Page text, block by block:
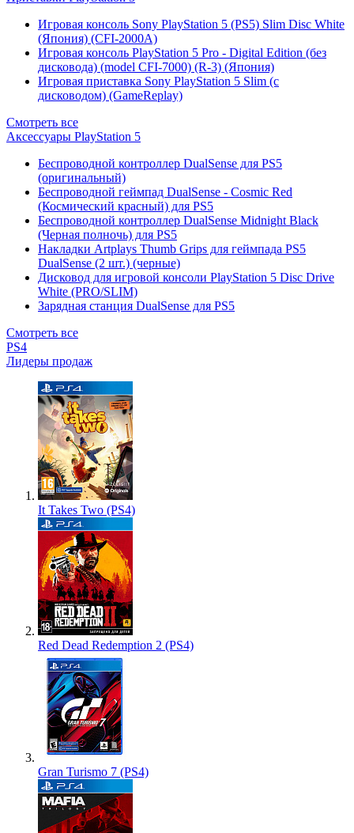
Игровая консоль Sony PlayStation 5 (PS5) Slim Disc White
(Япония) (CFI-2000A)
Игровая консоль PlayStation 5 Pro - Digital Edition (без
дисковода) (model CFI-7000) (R-3) (Япония)
Игровая приставка Sony PlayStation 5 Slim (с
дисководом) (GameReplay)
Смотреть все
Аксессуары PlayStation 5
Беспроводной контроллер DualSense для PS5
(оригинальный)
Беспроводной геймпад DualSense - Cosmic Red
(Космический красный) для PS5
Беспроводной контроллер DualSense Midnight Black
(Черная полночь) для PS5
Накладки Artplays Thumb Grips для геймпада PS5
DualSense (2 шт.) (черные)
Дисковод для игровой консоли PlayStation 5 Disc Drive
White (PRO/SLIM)
Зарядная станция DualSense для PS5
Смотреть все
PS4
Лидеры продаж
It Takes Two (PS4)
Red Dead Redemption 2 (PS4)
Gran Turismo 7 (PS4)